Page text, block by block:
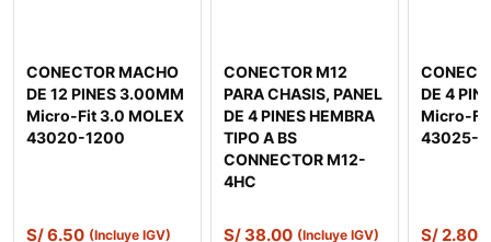
CONECTOR MACHO
DE 12 PINES 3.00MM
Micro-Fit 3.0 MOLEX
43020-1200
S/6.50 (Incluye IGV)
CONECTOR M12
PARA CHASIS, PANEL
DE 4 PINES HEMBRA
TIPO A BS
CONNECTOR M12-
4HC
S/38.00 (Incluye IGV)
DE 4
Micro-Fit
43025-
S/2.80